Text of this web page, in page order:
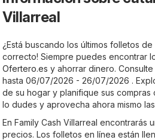
Villarreal
¿Está buscando los últimos folletos
correcto! Siempre puedes encontrar
Ofertero.es y ahorrar dinero.
hasta 06/07/2026 - 26/07/2026 .
de su hogar y planifique sus
lo dudes y aprovecha ahora mismo
En Family Cash Villarreal
precios. Los folletos en línea están